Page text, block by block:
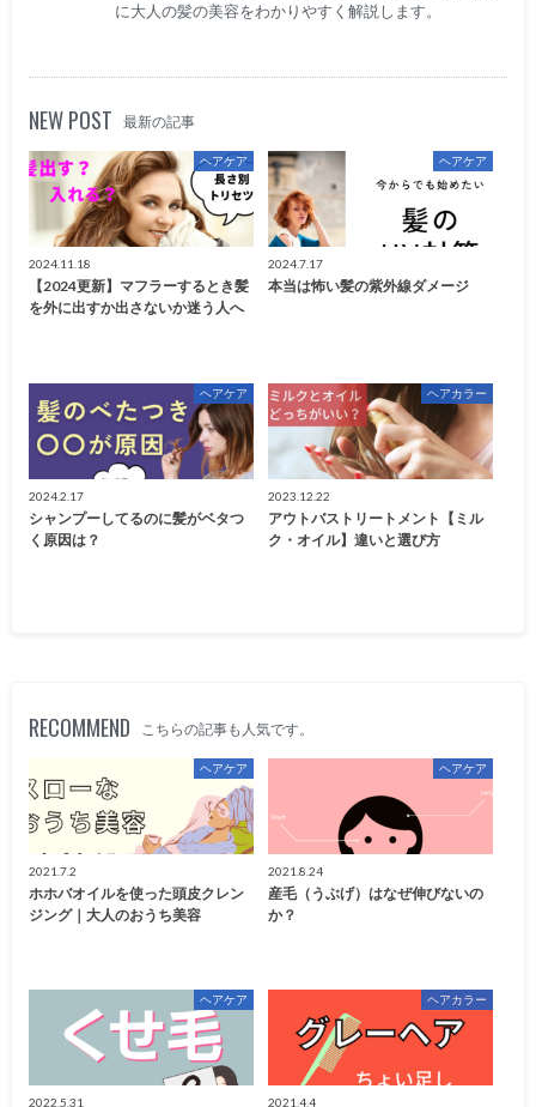
に大人の髪の美容をわかりやすく解説します。
NEW POST 最新の記事
ヘアケア
2024.11.18
【2024更新】マフラーするとき髪
を外に出すか出さないか迷う人へ
ヘアケア
2024.7.17
本当は怖い髪の紫外線ダメージ
ヘアケア
2024.2.17
シャンプーしてるのに髪がベタつ
く原因は？
ヘアカラー
2023.12.22
アウトバストリートメント【ミル
ク・オイル】違いと選び方
RECOMMEND こちらの記事も人気です。
ヘアケア
2021.7.2
ホホバオイルを使った頭皮クレン
ジング｜大人のおうち美容
ヘアケア
2021.8.24
産毛（うぶげ）はなぜ伸びないの
か？
ヘアケア
2022.5.31
ヘアカラー
2021.4.4